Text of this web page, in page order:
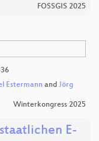
FOSSGIS 2025
Estermann and Jörg
Winterkongress 2025
E-